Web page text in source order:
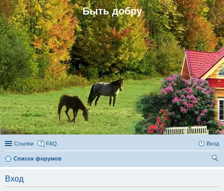
Быть добру
Ссылки FAQ Вход
Список форумов
Вход